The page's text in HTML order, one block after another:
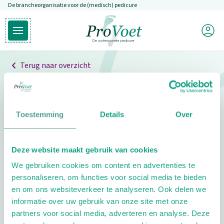
Toestemming Details Over
Deze website maakt gebruik van cookies
We gebruiken cookies om content en advertenties te
personaliseren, om functies voor social media te bieden
en om ons websiteverkeer te analyseren. Ook delen we
informatie over uw gebruik van onze site met onze
partners voor social media, adverteren en analyse. Deze
Overslaan en naar de inhoud gaan
De brancheorganisatie voor de (medisch) pedicure
Open hoofdmenu
Ga naar de homepagina
Mijn
Terug naar overzicht
Professionals
Pedicure niet gevonden
pedicure.